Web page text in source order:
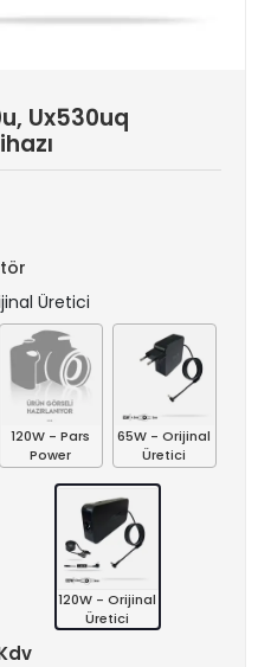
Ux530uq
Üretici
120W - Pars
Power
65W - Orijinal
Üretici
120W - Orijinal
Üretici